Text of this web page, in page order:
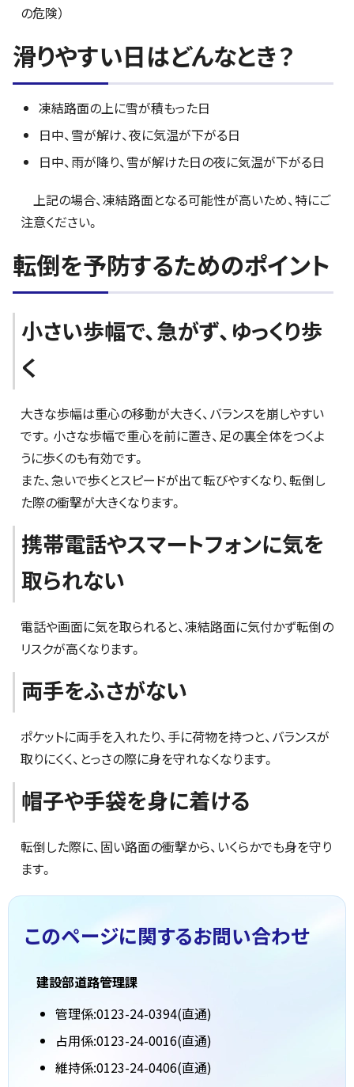
の危険）
滑りやすい日はどんなとき？
凍結路面の上に雪が積もった日
日中、雪が解け、夜に気温が下がる日
日中、雨が降り、雪が解けた日の夜に気温が下がる日
上記の場合、凍結路面となる可能性が高いため、特にご
注意ください。
転倒を予防するためのポイント
小さい歩幅で、急がず、ゆっくり歩
く
大きな歩幅は重心の移動が大きく、バランスを崩しやすい
です。小さな歩幅で重心を前に置き、足の裏全体をつくよ
うに歩くのも有効です。
また、急いで歩くとスピードが出て転びやすくなり、転倒し
た際の衝撃が大きくなります。
携帯電話やスマートフォンに気を
取られない
電話や画面に気を取られると、凍結路面に気付かず転倒の
リスクが高くなります。
両手をふさがない
ポケットに両手を入れたり、手に荷物を持つと、バランスが
取りにくく、とっさの際に身を守れなくなります。
帽子や手袋を身に着ける
転倒した際に、固い路面の衝撃から、いくらかでも身を守り
ます。
このページに関するお問い合わせ
建設部道路管理課
管理係:0123-24-0394(直通)
占用係:0123-24-0016(直通)
維持係:0123-24-0406(直通)